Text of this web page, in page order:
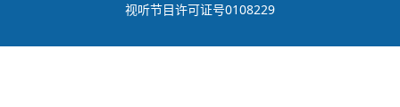
视听节目许可证号0108229